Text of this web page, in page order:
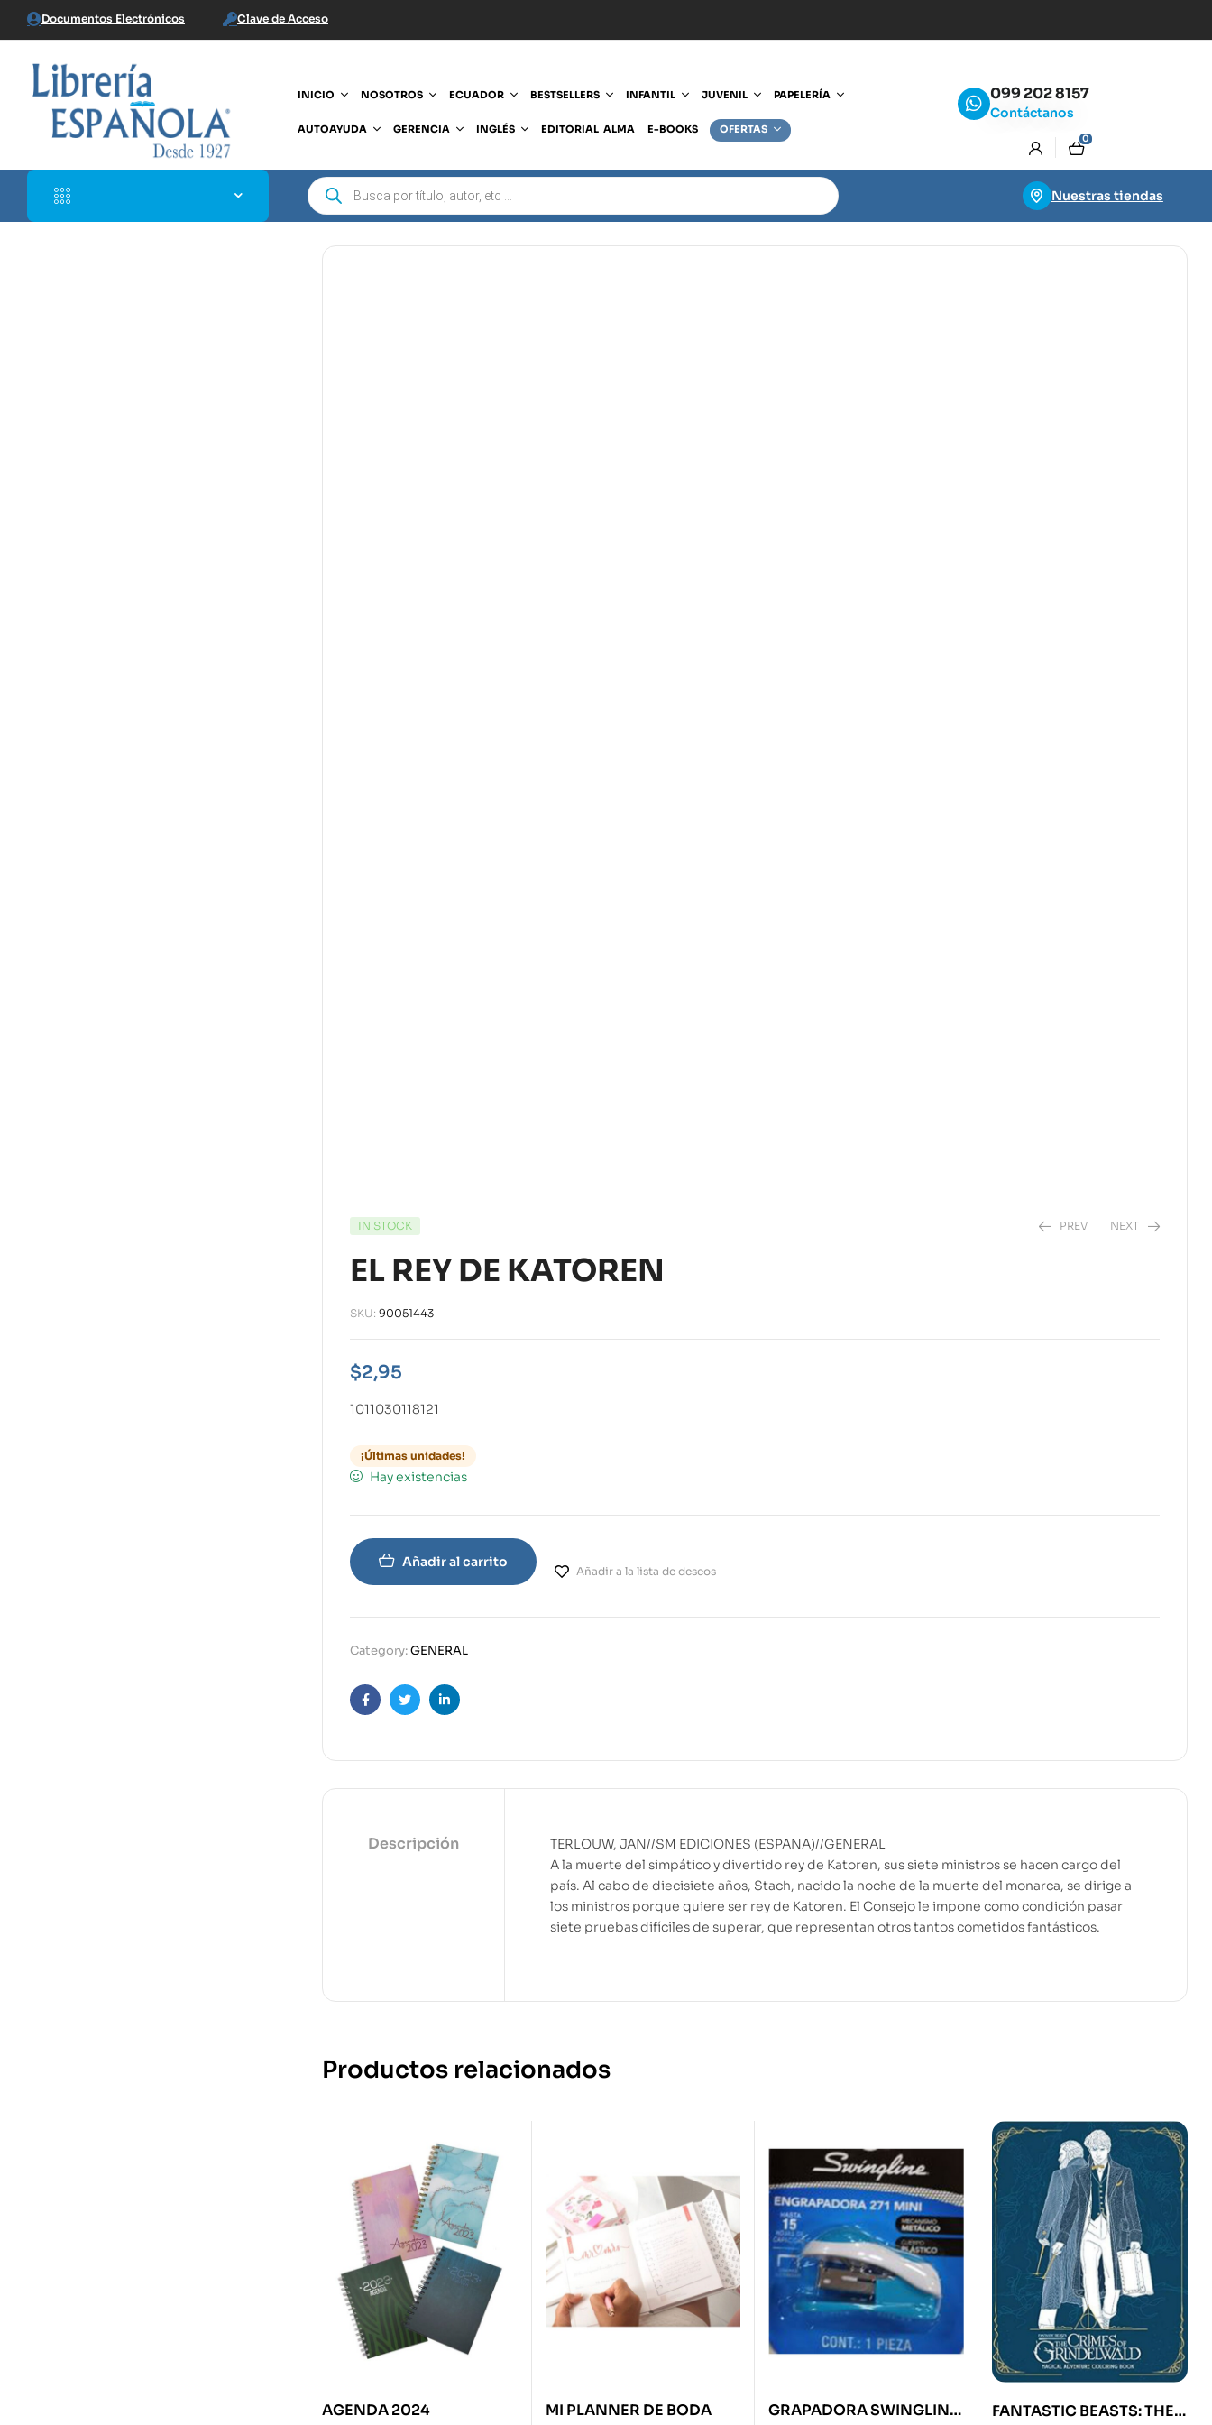
Documentos Electrónicos Clave de Acceso
INICIO NOSOTROS ECUADOR BESTSELLERS INFANTIL JUVENIL PAPELERÍA
AUTOAYUDA GERENCIA INGLÉS EDITORIAL ALMA E-BOOKS OFERTAS
099 202 8157
Contáctanos
0
Nuestras tiendas
IN STOCK PREV NEXT
EL REY DE KATOREN
SKU: 90051443
$2,95
1011030118121
¡Últimas unidades!
Hay existencias
Añadir al carrito
Añadir a la lista de deseos
Category:GENERAL
FacebookTwitterLinkedin
Descripción
TERLOUW, JAN//SM EDICIONES (ESPANA)//GENERAL
A la muerte del simpático y divertido rey de Katoren, sus siete ministros se hacen cargo del
país. Al cabo de diecisiete años, Stach, nacido la noche de la muerte del monarca, se dirige a
los ministros porque quiere ser rey de Katoren. El Consejo le impone como condición pasar
siete pruebas difíciles de superar, que representan otros tantos cometidos fantásticos.
Productos relacionados
AGENDA 2024 MI PLANNER DE BODA
GRAPADORA SWINGLINE
FANTASTIC BEASTS: THE